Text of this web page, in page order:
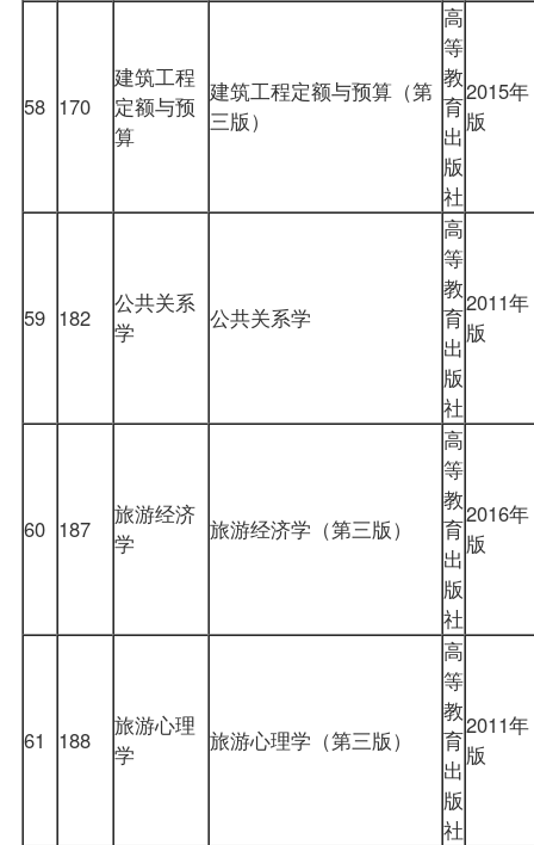
58 170
建筑工程
定额与预
算
建筑工程定额与预算（第
三版）
高
等
教
育
出
版
社
2015年
版
59 182
公共关系
学
公共关系学
高
等
教
育
出
版
社
2011年
版
60 187
旅游经济
学
旅游经济学（第三版）
高
等
教
育
出
版
社
2016年
版
61 188
旅游心理
学
旅游心理学（第三版）
高
等
教
育
出
版
社
2011年
版